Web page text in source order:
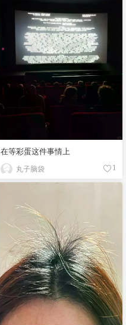
在等彩蛋这件事情上
丸子脑袋 1